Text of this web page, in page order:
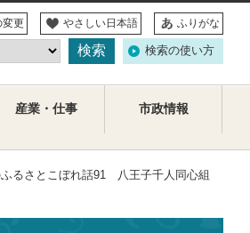
更 やさしい日本語 ふりがな
検索の使い方
産業・仕事 市政情報
るさとこぼれ話91 八王子千人同心組